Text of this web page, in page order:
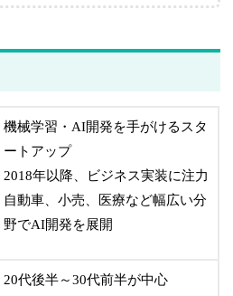
機械学習・AI開発を手がけるスタ
ートアップ
2018年以降、ビジネス実装に注力
自動車、小売、医療など幅広い分
野でAI開発を展開
20代後半～30代前半が中心